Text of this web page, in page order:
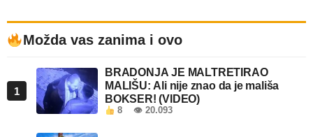
Možda vas zanima i ovo
1
BRADONJA JE MALTRETIRAO
MALIŠU: Ali nije znao da je mališa
BOKSER! (VIDEO)
8 👁 20.093